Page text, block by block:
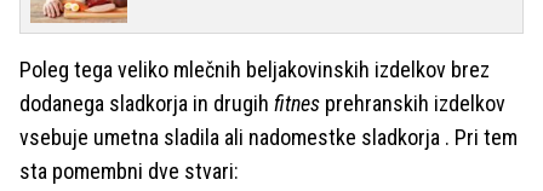
Poleg tega veliko mlečnih beljakovinskih izdelkov brez
dodanega sladkorja in drugih fitnes prehranskih izdelkov
vsebuje umetna sladila ali nadomestke sladkorja . Pri tem
sta pomembni dve stvari: